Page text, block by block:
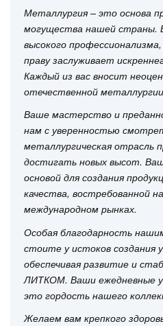
Металлургия – это основа
могущества нашей
высокого
праву заслуживает
Каждый из вас вносит
отечественной
Ваше мастерство и
нам с уверенностью
металлургическая отрасль
достигать новых высот.
основой для создания
качества, востребованной
международном рынках.
Особая благодарность
стоите у истоков создания
обеспечивая развитие и
ЛИТКОМ. Ваши ежедневные
это гордость нашего
Желаем вам крепкого